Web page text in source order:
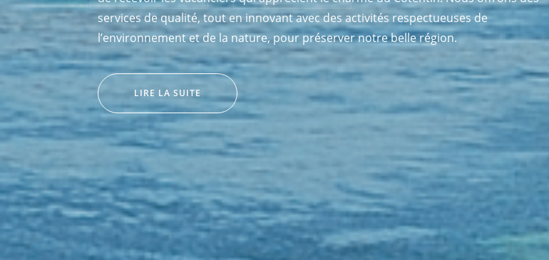
services de qualité, tout en innovant avec des activités respectueuses de
l’environnement et de la nature, pour préserver notre belle région.
LIRE LA SUITE “HELLO.BONJOUR.HOLA”